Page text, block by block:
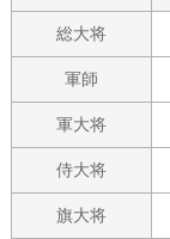
総大将
軍師
軍大将
侍大将
旗大将